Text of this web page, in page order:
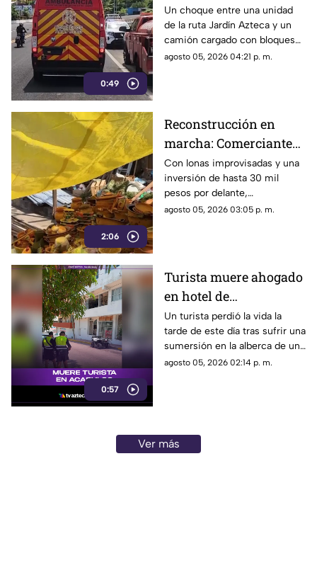
0:49
lesionados tras
impacto entre combi y
camión de carga
Un choque entre una unidad
de la ruta Jardín Azteca y un
camión cargado con bloques
de concreto movilizó a los
agosto 05, 2026 04:21 p. m.
2:06
Reconstrucción en
marcha: Comerciantes
del Mercado Central de
Acapulco se levantan
tras la explosión
Con lonas improvisadas y una
inversión de hasta 30 mil
pesos por delante,
comerciantes del Mercado
agosto 05, 2026 03:05 p. m.
0:57
Turista muere ahogado
en hotel de
fraccionamiento Las
Playas en Acapulco
Un turista perdió la vida la
tarde de este día tras sufrir una
sumersión en la alberca de un
hospedaje ubicado sobre la
agosto 05, 2026 02:14 p. m.
Ver más